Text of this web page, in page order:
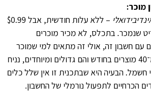
מוכר:
– ללא עלות חודשית, אבל $0.99
שנמכר. בתכלס, לא מכיר מוכרים
עם חשבון זה, אולי זה מתאים למי שמוכר
פחות מ־40 מוצרים בחודש והם גדולים ומיוחדים, נניח
חשמל. הבעיה היא שבתכנית זו אין שלל כלים
הכרחיים לתפעול נורמלי של החשבון.